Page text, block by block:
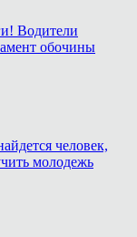
Водители
обочины
человек,
молодежь